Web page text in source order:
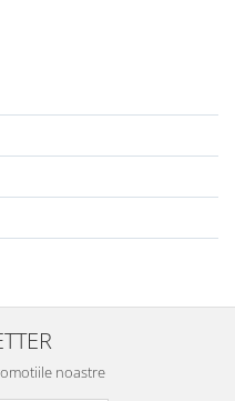
noastre